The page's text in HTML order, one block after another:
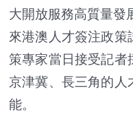
大開放服務高質量發
來港澳人才簽注政策
策專家當日接受記者
京津冀、長三角的人
能。